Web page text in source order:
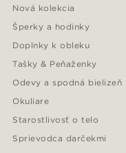
Nová kolekcia
Šperky a hodinky
Doplnky k obleku
Tašky & Peňaženky
Odevy a spodná bielizeň
Okuliare
Starostlivosť o telo
Sprievodca darčekmi